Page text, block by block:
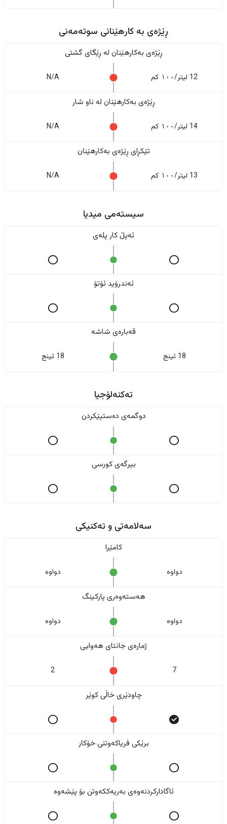
ڕێژەى به کارهێنانی سوتەمەنی
ڕێژەى بەکارهێنان له ڕێگای گشتی
12 لیتر/١٠٠ کم N/A
ڕێژەى بەکارهێنان له ناو شار
14 لیتر/١٠٠ کم N/A
تێکڕای ڕێژەى بەکارهێنان
13 لیتر/١٠٠ کم N/A
سیستەمی میدیا
ئەپڵ کار پلەی
ئەندرۆید ئۆتۆ
قەبارەی شاشە
18 ئینج 18 ئینج
تەکنەلۆجیا
دوگمەی دەستپێکردن
بیرگەی کورسی
سەلامەتی و تەکنیکی
کامێرا
دواوە دواوە
هەستەوەری پارکینگ
دواوە دواوە
ژمارەی جانتای هەوایی
7
2
چاودێری خاڵی کوێر
برێکی فریاکەوتنی خۆکار
ئاگادارکردنەوەی بەریەککەوتن بۆ پێشەوە